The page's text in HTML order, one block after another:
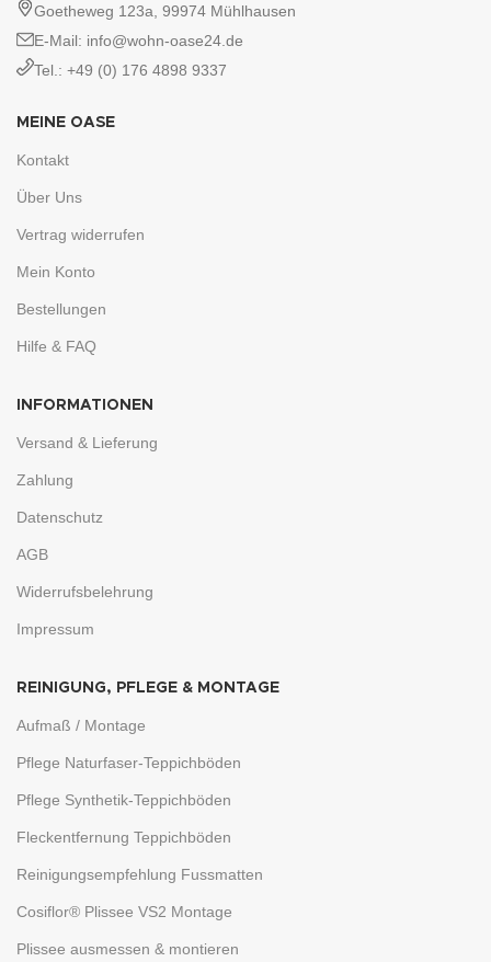
Goetheweg 123a, 99974 Mühlhausen
E-Mail: info@wohn-oase24.de
Tel.: +49 (0) 176 4898 9337
MEINE OASE
Kontakt
Über Uns
Vertrag widerrufen
Mein Konto
Bestellungen
Hilfe & FAQ
INFORMATIONEN
Versand & Lieferung
Zahlung
Datenschutz
AGB
Widerrufsbelehrung
Impressum
REINIGUNG, PFLEGE & MONTAGE
Aufmaß / Montage
Pflege Naturfaser-Teppichböden
Pflege Synthetik-Teppichböden
Fleckentfernung Teppichböden
Reinigungsempfehlung Fussmatten
Cosiflor® Plissee VS2 Montage
Plissee ausmessen & montieren